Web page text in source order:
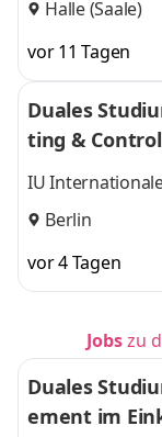
Halle (Saale)
vor 11 Tagen
Duales
ting &
IU
Berlin
vor 4 Tagen
Jobszu
Duales
ement im